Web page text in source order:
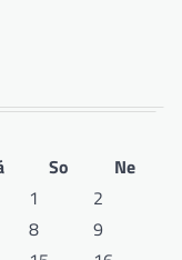
So
Ne
1
2
8
9